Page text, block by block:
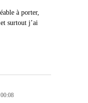
à porter,
surtout j’ai